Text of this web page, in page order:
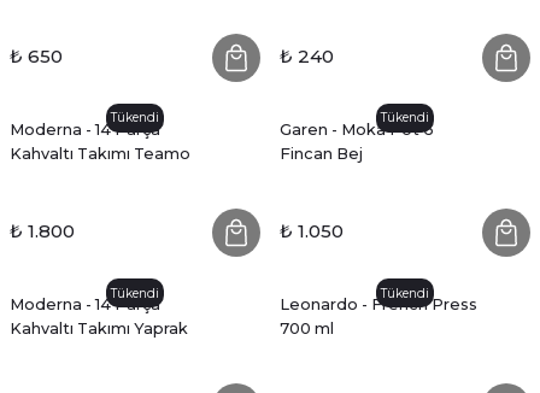
₺ 650 ₺ 240
Tükendi
Moderna - 14 Parça
Kahvaltı Takımı Teamo
₺ 1.800
Tükendi
Garen - Moka Pot 6
Fincan Bej
₺ 1.050
Tükendi
Moderna - 14 Parça
Kahvaltı Takımı Yaprak
Tükendi
Leonardo - French Press
700 ml